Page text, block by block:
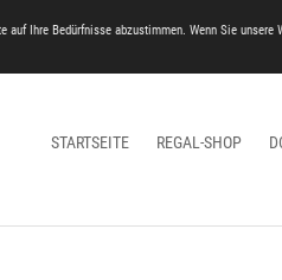
STARTSEITE REGAL-SHOP
Ihre Bedürfnisse abzustimmen. Wenn Sie unsere